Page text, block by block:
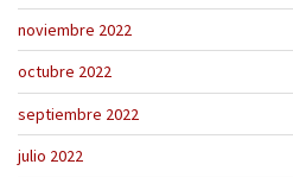
noviembre 2022
octubre 2022
septiembre 2022
julio 2022